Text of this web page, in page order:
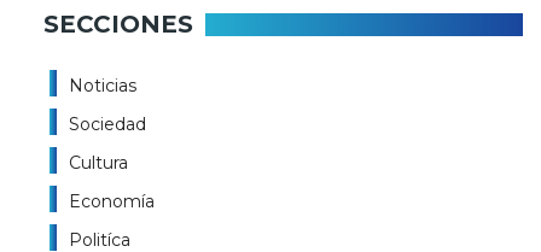
SECCIONES
Noticias
Sociedad
Cultura
Economía
Politíca